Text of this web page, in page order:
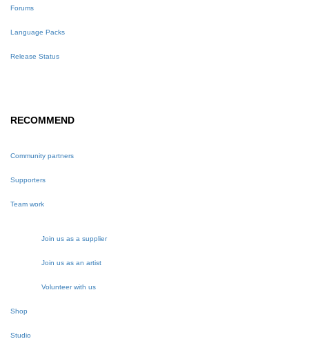
Forums
Language Packs
Release Status
RECOMMEND
Community partners
Supporters
Team work
Join us as a supplier
Join us as an artist
Volunteer with us
Shop
Studio